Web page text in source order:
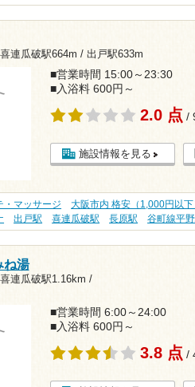
喜連瓜破駅664m / 出戸駅633m
■営業時間 15:00～23:30
■入浴料 600円～
2.0 点 /
施設情報を見る
・マッサージ 大阪市内 格安（1,000円以下
出戸駅 喜連瓜破駅 長原駅 谷町線平
ね湯
喜連瓜破駅1.16km /
■営業時間 6:00～24:00
■入浴料 600円～
3.8 点 /